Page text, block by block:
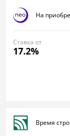
На
17.2%
Ставка от
Время